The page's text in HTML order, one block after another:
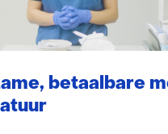
betaalbare